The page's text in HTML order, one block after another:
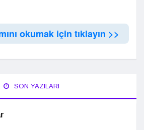
okumak için tıklayın >>
SON YAZILARI